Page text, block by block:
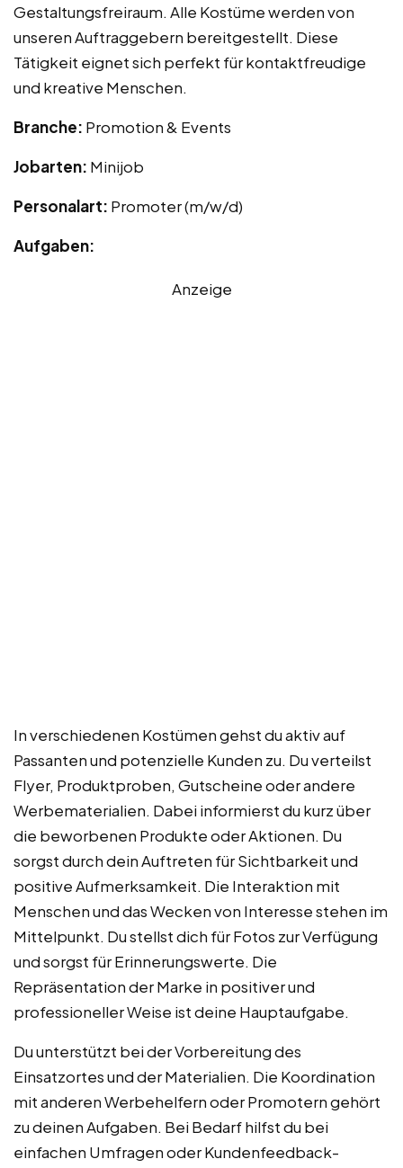
Gestaltungsfreiraum. Alle Kostüme werden von
unseren Auftraggebern bereitgestellt. Diese
Tätigkeit eignet sich perfekt für kontaktfreudige
und kreative Menschen.
Branche: Promotion & Events
Jobarten: Minijob
Personalart: Promoter (m/w/d)
Aufgaben:
Anzeige
In verschiedenen Kostümen gehst du aktiv auf
Passanten und potenzielle Kunden zu. Du verteilst
Flyer, Produktproben, Gutscheine oder andere
Werbematerialien. Dabei informierst du kurz über
die beworbenen Produkte oder Aktionen. Du
sorgst durch dein Auftreten für Sichtbarkeit und
positive Aufmerksamkeit. Die Interaktion mit
Menschen und das Wecken von Interesse stehen im
Mittelpunkt. Du stellst dich für Fotos zur Verfügung
und sorgst für Erinnerungswerte. Die
Repräsentation der Marke in positiver und
professioneller Weise ist deine Hauptaufgabe.
Du unterstützt bei der Vorbereitung des
Einsatzortes und der Materialien. Die Koordination
mit anderen Werbehelfern oder Promotern gehört
zu deinen Aufgaben. Bei Bedarf hilfst du bei
einfachen Umfragen oder Kundenfeedback-